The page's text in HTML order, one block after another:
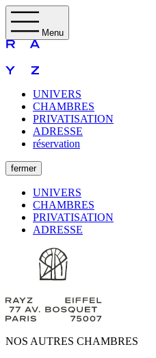
Menu
UNIVERS
CHAMBRES
PRIVATISATION
ADRESSE
réservation
fermer
UNIVERS
CHAMBRES
PRIVATISATION
ADRESSE
NOS AUTRES CHAMBRES